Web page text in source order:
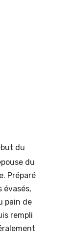
du
du
Préparé
évasés,
pain de
rempli